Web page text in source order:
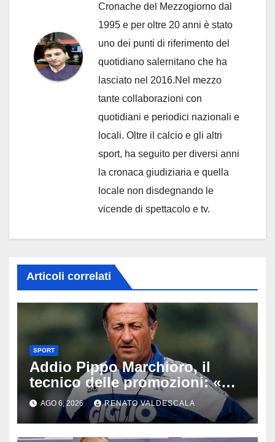
Cronache del Mezzogiorno dal
1995 e per oltre 20 anni è stato
uno dei punti di riferimento del
quotidiano salernitano che ha
lasciato nel 2016.Nel mezzo
tante collaborazioni con
quotidiani e periodici nazionali e
locali. Oltre il calcio e gli altri
sport, ha seguito per diversi anni
la cronaca giudiziaria e quella
locale non disdegnando le
vicende di spettacolo e tv.
Articoli correlati
SPORT
Addio Pippo Marchioro, il
tecnico delle promozioni: «Ha
scritto pagine indimenticabili
del nostro calcio»
AGO 6, 2026 RENATO VALDESCALA